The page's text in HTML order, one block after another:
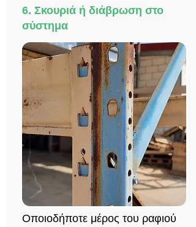
6. Σκουριά ή διάβρωση στο
σύστημα
Οποιοδήποτε μέρος του ραφιού